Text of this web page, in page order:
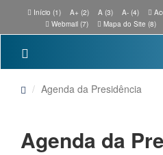
Início (1) A+ (2) A (3) A- (4)
Webmail (7)
Mapa do Site (8)
Agenda da Presidência
Agenda da